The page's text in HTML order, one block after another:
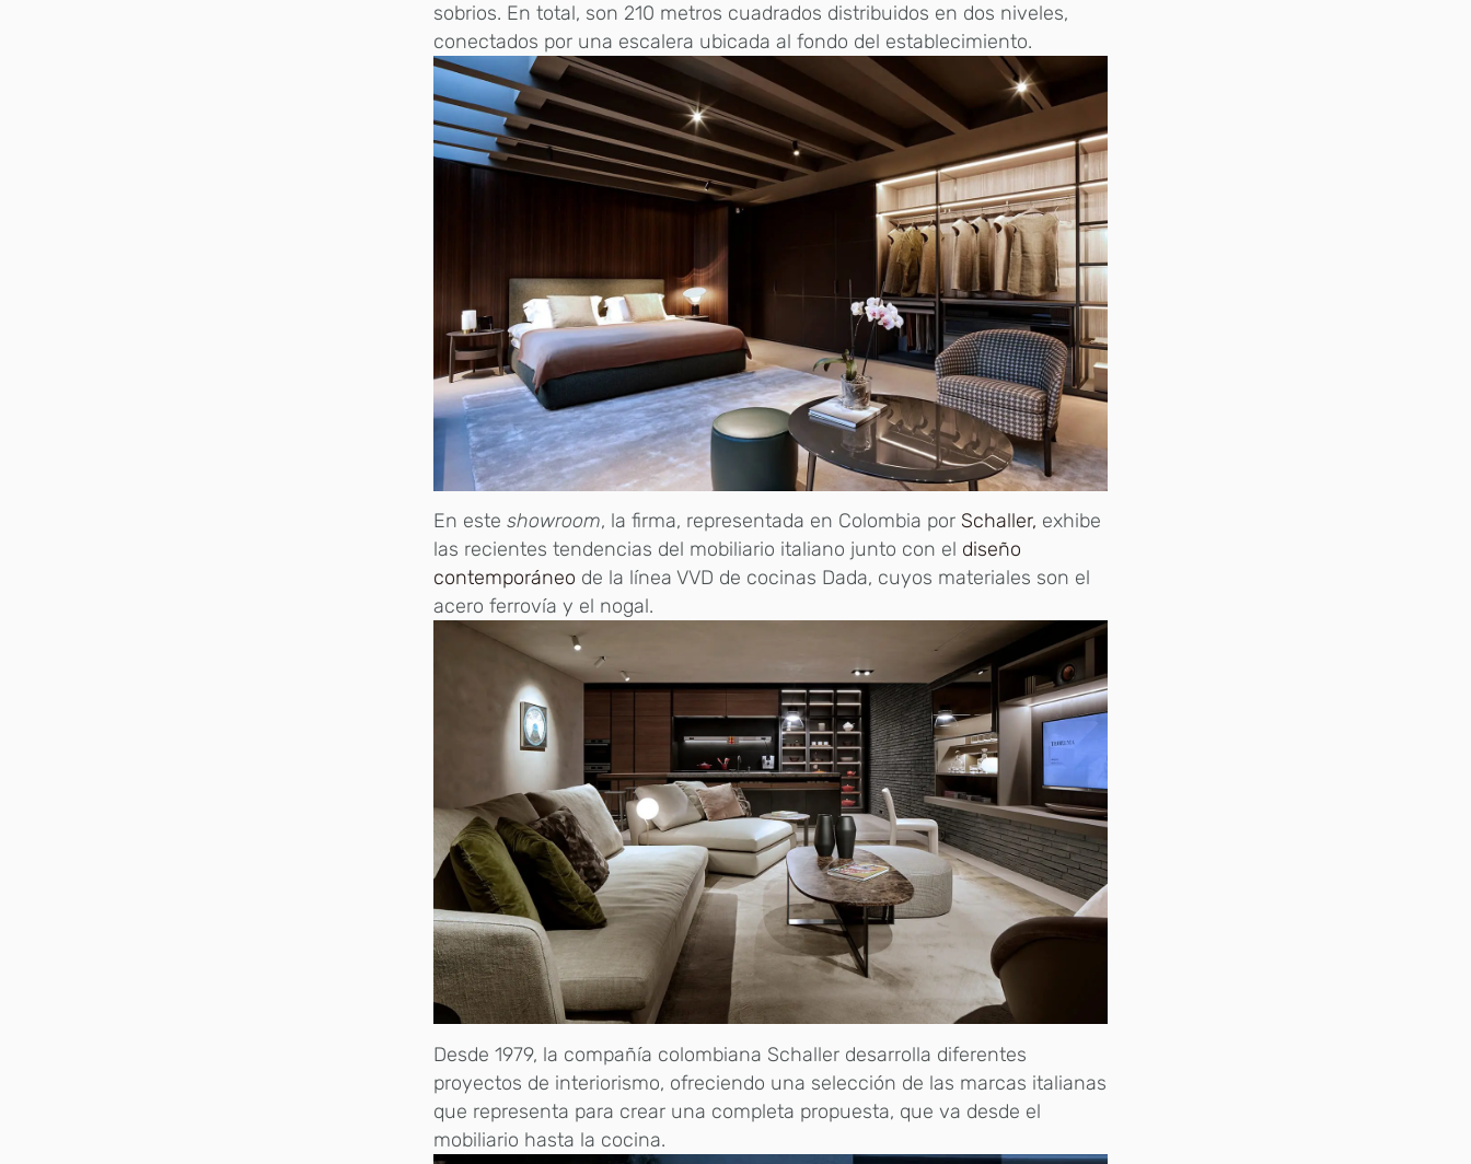
sobrios. En total, son 210 metros cuadrados distribuidos en dos niveles,
conectados por una escalera ubicada al fondo del establecimiento.
En esteshowroom, la firma, representada en Colombia por Schaller, exhibe
las recientes tendencias del mobiliario italiano junto con el diseño
contemporáneo de la línea VVD de cocinas Dada, cuyos materiales son el
acero ferrovía y el nogal.
Desde 1979, la compañía colombiana Schaller desarrolla diferentes
proyectos de interiorismo, ofreciendo una selección de las marcas italianas
que representa para crear una completa propuesta, que va desde el
mobiliario hasta la cocina.